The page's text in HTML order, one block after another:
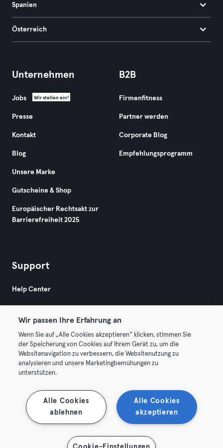
Spanien
Österreich
Unternehmen
Jobs Wir stellen ein!
Presse
Kontakt
Blog
Unsere Marke
Gutscheine & Shop
Europäischer Rechtsakt zur
Barrierefreiheit 2025
B2B
Firmenfitness
Partner werden
Corporate Blog
Empfehlungsprogramm
Support
Help Center
© 2026 Urban Sports Group GmbH. All rights reserved.
AGB Datenschutz
Vertrag hier kündigen Hier Verträge widerrufen
Wir passen Ihre Erfahrung an
Wenn Sie auf „Alle Cookies akzeptieren“ klicken, stimmen Sie
der Speicherung von Cookies auf Ihrem Gerät zu, um die
Websitenavigation zu verbessern, die Websitenutzung zu
analysieren und unsere Marketingbemühungen zu
unterstützen.
Alle Cookies
akzeptieren
Alle Cookies
ablehnen